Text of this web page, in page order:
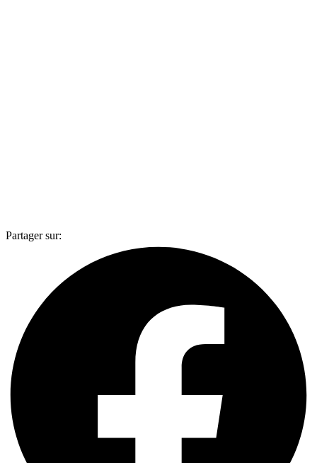
Partager sur: